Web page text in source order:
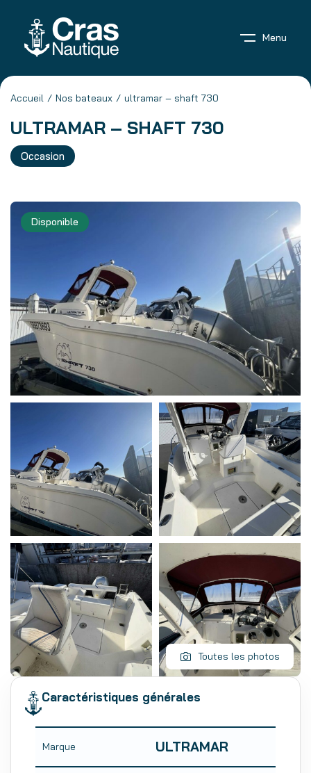
Menu
Accueil Nos bateaux ultramar – shaft 730
ULTRAMAR – SHAFT 730
Occasion
Disponible
Toutes les photos
Caractéristiques générales
Marque ULTRAMAR